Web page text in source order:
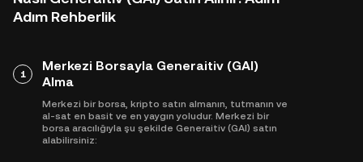
Adım Rehberlik
1
Merkezi Borsayla Generaitiv (GAI)
Alma
Merkezi bir borsa, kripto satın almanın, tutmanın ve
al-sat en basit ve en yaygın yoludur. Merkezi bir
borsa aracılığıyla şu şekilde Generaitiv (GAI) satın
alabilirsiniz: